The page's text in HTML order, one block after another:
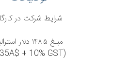
شرایط شرکت در
مبلغ ١۴٨.۵ دلار
+ 10% GST)